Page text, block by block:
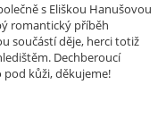
s Eliškou Hanušovou
romantický příběh
součástí děje, herci totiž
Dechberoucí
kůži, děkujeme!